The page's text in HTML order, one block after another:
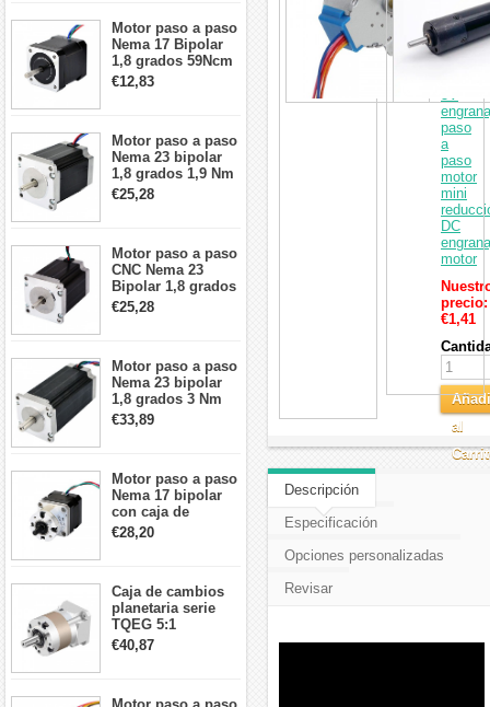
Motor paso a paso
Nema 17 Bipolar
1,8 grados 59Ncm
2A 42x48mm 4
cables compatible
€12,83
Motor paso a paso
Nema 23 bipolar
1,8 grados 1,9 Nm
2,8 A 3,2 V
57x57x76mm 4
€25,28
Motor paso a paso
CNC Nema 23
Bipolar 1,8 grados
1,9 Nm 3A 3,36 V
57x57x76mm 4
€25,28
Motor paso a paso
Nema 23 bipolar
1,8 grados 3 Nm
4,2A 57x57x114mm
motor paso a paso
€33,89
Motor paso a paso
Nema 17 bipolar
con caja de
cambios planetaria
5:1 longitud 33mm
Robot CNC DIY
€28,20
Caja de cambios
planetaria serie
TQEG 5:1
contragolpe 15
arcmin para motor
€40,87
4
fases
5
cables
5V
paso
a
paso
motor
mini
DC
motor
precio:
€1,41
al
Descripción
Especificación
Opciones personalizadas
Revisar